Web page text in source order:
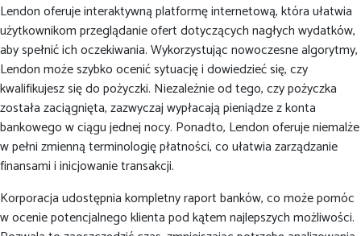
Lendon oferuje interaktywną platformę internetową, która ułatwia
użytkownikom przeglądanie ofert dotyczących nagłych wydatków,
aby spełnić ich oczekiwania. Wykorzystując nowoczesne algorytmy,
Lendon może szybko ocenić sytuację i dowiedzieć się, czy
kwalifikujesz się do pożyczki. Niezależnie od tego, czy pożyczka
została zaciągnięta, zazwyczaj wypłacają pieniądze z konta
bankowego w ciągu jednej nocy. Ponadto, Lendon oferuje niemalże
w pełni zmienną terminologię płatności, co ułatwia zarządzanie
finansami i inicjowanie transakcji.
Korporacja udostępnia kompletny raport banków, co może pomóc
w ocenie potencjalnego klienta pod kątem najlepszych możliwości.